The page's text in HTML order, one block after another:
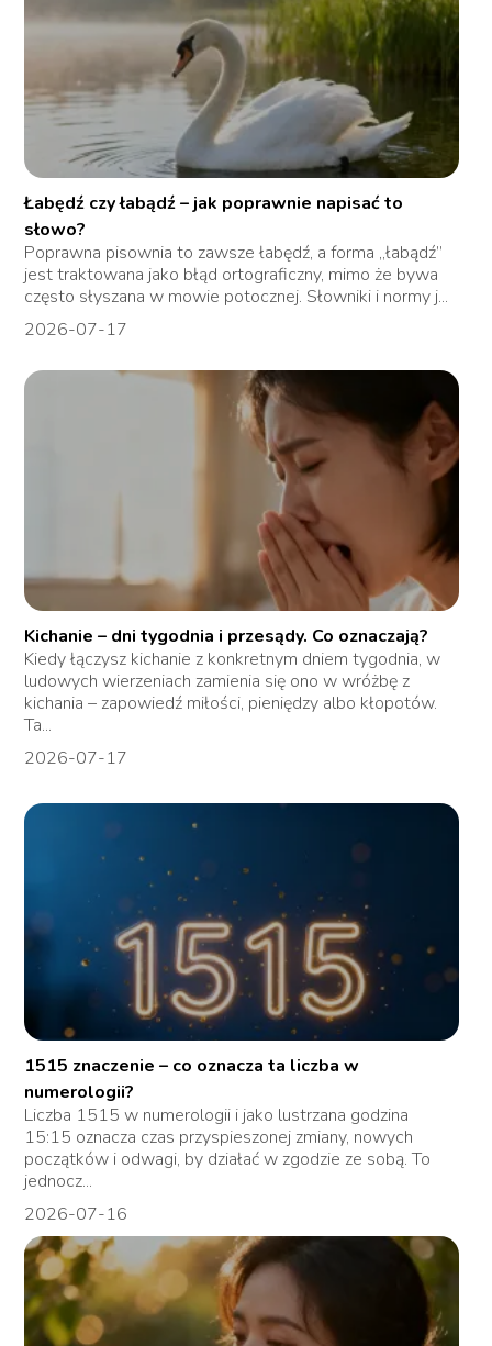
Łabędź czy łabądź – jak poprawnie napisać to
słowo?
Poprawna pisownia to zawsze łabędź, a forma „łabądź”
jest traktowana jako błąd ortograficzny, mimo że bywa
często słyszana w mowie potocznej. Słowniki i normy j...
2026-07-17
Kichanie – dni tygodnia i przesądy. Co oznaczają?
Kiedy łączysz kichanie z konkretnym dniem tygodnia, w
ludowych wierzeniach zamienia się ono w wróżbę z
kichania – zapowiedź miłości, pieniędzy albo kłopotów.
Ta...
2026-07-17
1515 znaczenie – co oznacza ta liczba w
numerologii?
Liczba 1515 w numerologii i jako lustrzana godzina
15:15 oznacza czas przyspieszonej zmiany, nowych
początków i odwagi, by działać w zgodzie ze sobą. To
jednocz...
2026-07-16